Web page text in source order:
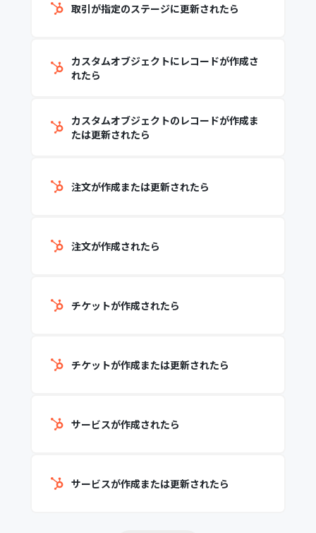
取引が指定のステージに更新されたら
カスタムオブジェクトにレコードが作成さ
れたら
カスタムオブジェクトのレコードが作成ま
たは更新されたら
注文が作成または更新されたら
注文が作成されたら
チケットが作成されたら
チケットが作成または更新されたら
サービスが作成されたら
サービスが作成または更新されたら